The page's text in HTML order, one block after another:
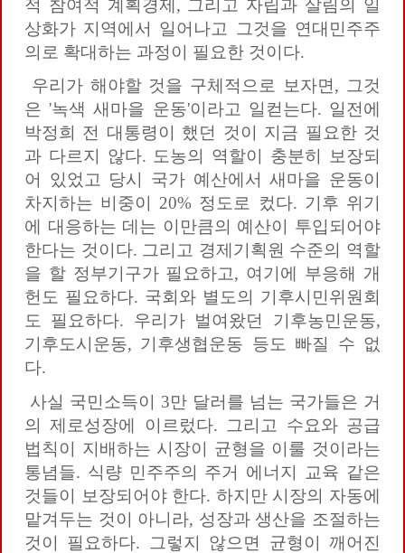
적 참여적 계획경제, 그리고 자립과 살림의 일
상화가 지역에서 일어나고 그것을 연대민주주
의로 확대하는 과정이 필요한 것이다.
우리가 해야할 것을 구체적으로 보자면, 그것
은 '녹색 새마을 운동'이라고 일컫는다. 일전에
박정희 전 대통령이 했던 것이 지금 필요한 것
과 다르지 않다. 도농의 역할이 충분히 보장되
어 있었고 당시 국가 예산에서 새마을 운동이
차지하는 비중이 20% 정도로 컸다. 기후 위기
에 대응하는 데는 이만큼의 예산이 투입되어야
한다는 것이다. 그리고 경제기획원 수준의 역할
을 할 정부기구가 필요하고, 여기에 부응해 개
헌도 필요하다. 국회와 별도의 기후시민위원회
도 필요하다. 우리가 벌여왔던 기후농민운동,
기후도시운동, 기후생협운동 등도 빠질 수 없
다.
사실 국민소득이 3만 달러를 넘는 국가들은 거
의 제로성장에 이르렀다. 그리고 수요와 공급
법칙이 지배하는 시장이 균형을 이룰 것이라는
통념들. 식량 민주주의 주거 에너지 교육 같은
것들이 보장되어야 한다. 하지만 시장의 자동에
맡겨두는 것이 아니라, 성장과 생산을 조절하는
것이 필요하다. 그렇지 않으면 균형이 깨어진